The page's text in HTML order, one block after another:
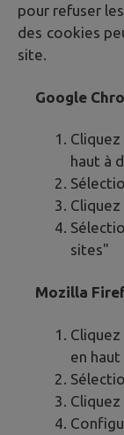
pour refuser
des cookies
site.
Google
haut à
sites"
Mozilla
en